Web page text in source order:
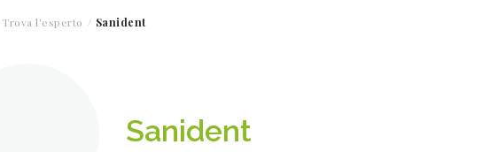
Trova l'esperto Sanident
Sanident